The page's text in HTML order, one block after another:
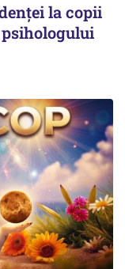
la copii